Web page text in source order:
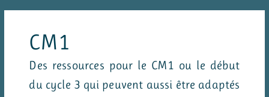
CM1
Des ressources pour le CM1 ou le début
du cycle 3 qui peuvent aussi être adaptés